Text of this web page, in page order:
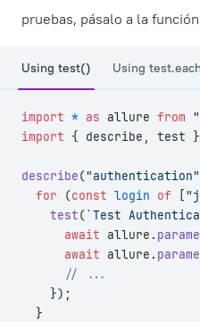
pruebas, pásalo a la función
Using test() Using
import * as allure from
import { describe, test }
describe("authentication"
  for
(const login of [
    test
(`Test
      await
allure.
      await
allure.
      // ...
    });
  }